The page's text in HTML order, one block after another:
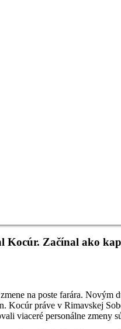
Kocúr. Začínal ako
na poste farára. Novým
Kocúr práve v Rimavskej
viaceré personálne zmeny